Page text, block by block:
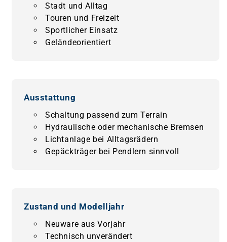
Stadt und Alltag
Touren und Freizeit
Sportlicher Einsatz
Geländeorientiert
Ausstattung
Schaltung passend zum Terrain
Hydraulische oder mechanische Bremsen
Lichtanlage bei Alltagsrädern
Gepäckträger bei Pendlern sinnvoll
Zustand und Modelljahr
Neuware aus Vorjahr
Technisch unverändert